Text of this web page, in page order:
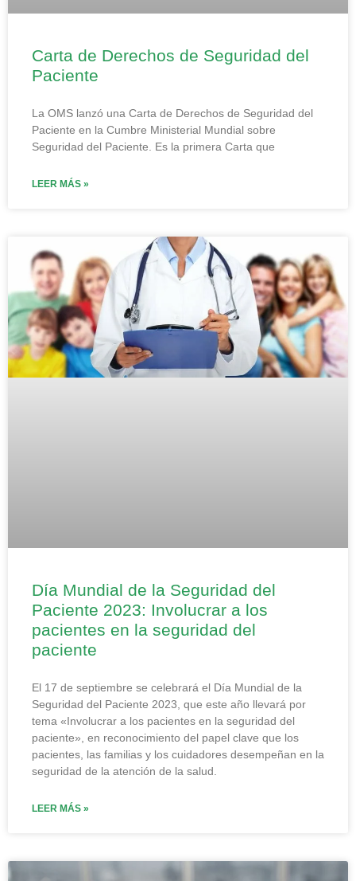
Carta de Derechos de Seguridad del
Paciente
La OMS lanzó una Carta de Derechos de Seguridad del
Paciente en la Cumbre Ministerial Mundial sobre
Seguridad del Paciente. Es la primera Carta que
LEER MÁS »
Día Mundial de la Seguridad del
Paciente 2023: Involucrar a los
pacientes en la seguridad del
paciente
El 17 de septiembre se celebrará el Día Mundial de la
Seguridad del Paciente 2023, que este año llevará por
tema «Involucrar a los pacientes en la seguridad del
paciente», en reconocimiento del papel clave que los
pacientes, las familias y los cuidadores desempeñan en la
seguridad de la atención de la salud.
LEER MÁS »